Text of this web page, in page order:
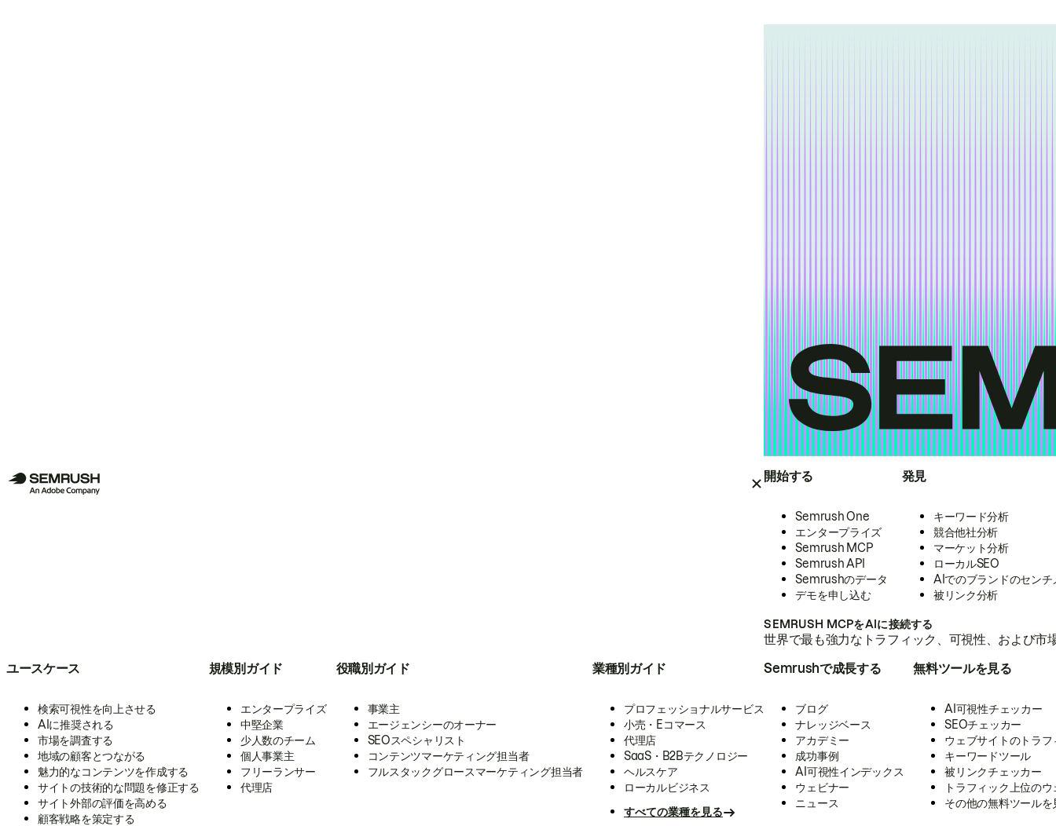
開始する
Semrush One
エンタープライズ
Semrush MCP
Semrush API
Semrushのデータ
デモを申し込む
発見
キーワード分析
競合他社分析
マーケット分析
ローカルSEO
AIでのブランドのセンチ
被リンク分析
SEMRUSH MCPをAIに接続する
世界で最も強力なトラフィック、可視性、および
ユースケース
検索可視性を向上させる
AIに推奨される
市場を調査する
地域の顧客とつながる
魅力的なコンテンツを作成する
サイトの技術的な問題を修正する
サイト外部の評価を高める
顧客戦略を策定する
規模別ガイド
エンタープライズ
中堅企業
少人数のチーム
個人事業主
フリーランサー
代理店
役職別ガイド
事業主
エージェンシーのオーナー
SEOスペシャリスト
コンテンツマーケティング担当者
フルスタックグロースマーケティング担当者
業種別ガイド
プロフェッショナルサービス
小売・Eコマース
代理店
SaaS・B2Bテクノロジー
ヘルスケア
ローカルビジネス
すべての業種を見る
Semrushで成長する
ブログ
ナレッジベース
アカデミー
成功事例
AI可視性インデックス
ウェビナー
ニュース
無料ツールを見る
AI可視性チェッカー
SEOチェッカー
ウェブサイトのトラ
キーワードツール
被リンクチェッカー
トラフィック上位の
その他の無料ツールを